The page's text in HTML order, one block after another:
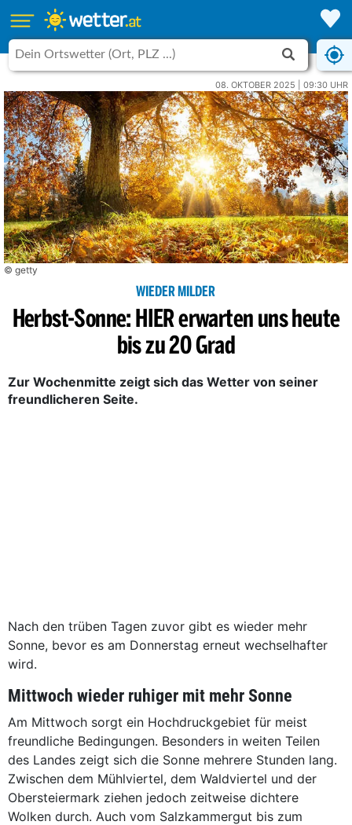
08. OKTOBER 2025 | 09:30 UHR
© getty
WIEDER MILDER
Herbst-Sonne: HIER erwarten uns heute
bis zu 20 Grad
Zur Wochenmitte zeigt sich das Wetter von seiner
freundlicheren Seite.
Nach den trüben Tagen zuvor gibt es wieder mehr
Sonne, bevor es am Donnerstag erneut wechselhafter
wird.
Mittwoch wieder ruhiger mit mehr Sonne
Am Mittwoch sorgt ein Hochdruckgebiet für meist
freundliche Bedingungen. Besonders in weiten Teilen
des Landes zeigt sich die Sonne mehrere Stunden lang.
Zwischen dem Mühlviertel, dem Waldviertel und der
Obersteiermark ziehen jedoch zeitweise dichtere
Wolken durch. Auch vom Salzkammergut bis zum